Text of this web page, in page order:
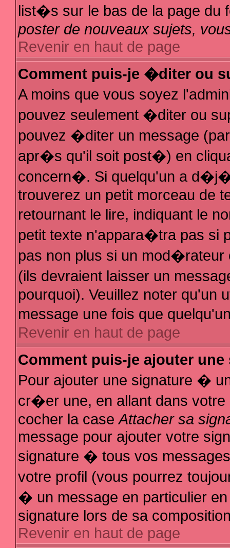
list�s sur le bas de la page du
poster de nouveaux sujets,
Revenir en haut de page
Comment puis-je �diter ou
A moins que vous soyez
pouvez seulement �diter ou
pouvez �diter un message
apr�s qu'il soit post�) en
concern�. Si quelqu'un a
trouverez un petit morceau de
retournant le lire, indiquant le
petit texte n'appara�tra pas si
pas non plus si un
(ils devraient laisser un
pourquoi). Veuillez noter qu'un
message une fois que
Revenir en haut de page
Comment puis-je ajouter
Pour ajouter une signature �
cr�er une, en allant dans
cocher la caseAttacher sa
message pour ajouter votre
signature � tous vos
votre profil (vous pourrez
� un message en particulier
signature lors de sa
Revenir en haut de page